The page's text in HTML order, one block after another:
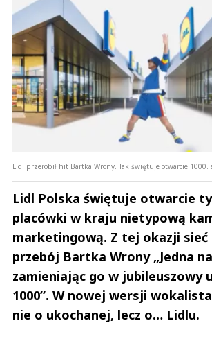
Niech blokują. Natychmiast. Wreszcie wiadomo
polskie produkty nabiałowe i czemu ceny w Polsce
prostu Ukraina wszystko bierze, to trochę jak w
nic nie było bo wszystko szło
Niech blokują. Natychmiast. Wreszcie wiadomo
polskie produkty nabiałowe i czemu ceny w Polsce
prostu Ukraina wszystko bierze, to trochę jak w
nic nie było bo wszystko szło do ruskich. W
sprzedają byle co za ciężkie pieniądze bo w
Ukraina z drugiej strony niech się cieszy, że
dobrej cenie żywność jak nie z Polski? I powinni
nam dyktować warunków. To Polska
pomoc obywatelom ukraińskim i na pomoc
oczywiste, że nie pozwolimy zalać się produktami
rozumiem też, w pewnym stopniu, oburzenie
Czytaj całość
Nickt
Odpowiedz
Nie znaleziono komentarzy
Zostaw swoje
Imię (Wymagane)
Lidl przerobił hit Bartka Wrony. Tak świętuje otwarcie
Lidl Polska świętuje otwarcie
placówki w kraju nietypową
marketingową. Z tej okazji sieć
przebój Bartka Wrony „Jedna
zamieniając go w jubileuszowy
1000”. W nowej wersji
nie o ukochanej, lecz o… Lidlu.